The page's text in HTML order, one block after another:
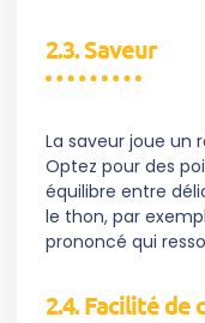
2.3. Saveur
La saveur joue un
Optez pour des
équilibre entre
le thon, par
prononcé qui
2.4. Facilité de